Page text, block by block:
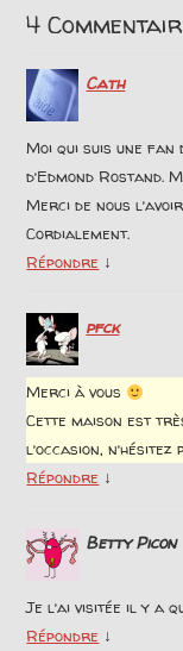
4
Cath
Moi qui suis une fan
d’Edmond Rostand.
Merci de nous
Cordialement.
Répondre ↓
pfck
Merci à vous
Cette maison est
l’occasion, n’hésitez
Répondre ↓
Betty Picon
Je l’ai visitée il y a
Répondre ↓